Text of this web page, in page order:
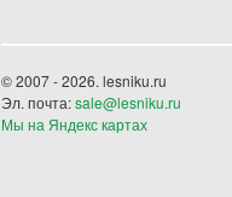
© 2007 - 2026. lesniku.ru
Эл. почта:sale@lesniku.ru
Мы на Яндекс картах